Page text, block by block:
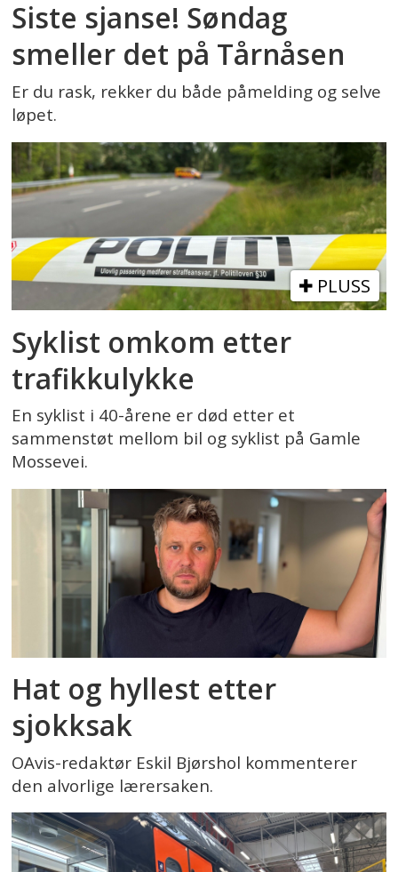
Siste sjanse! Søndag
smeller det på Tårnåsen
Er du rask, rekker du både påmelding og selve
løpet.
PLUSS
Syklist omkom etter
trafikkulykke
En syklist i 40-årene er død etter et
sammenstøt mellom bil og syklist på Gamle
Mossevei.
Hat og hyllest etter
sjokksak
OAvis-redaktør Eskil Bjørshol kommenterer
den alvorlige lærersaken.